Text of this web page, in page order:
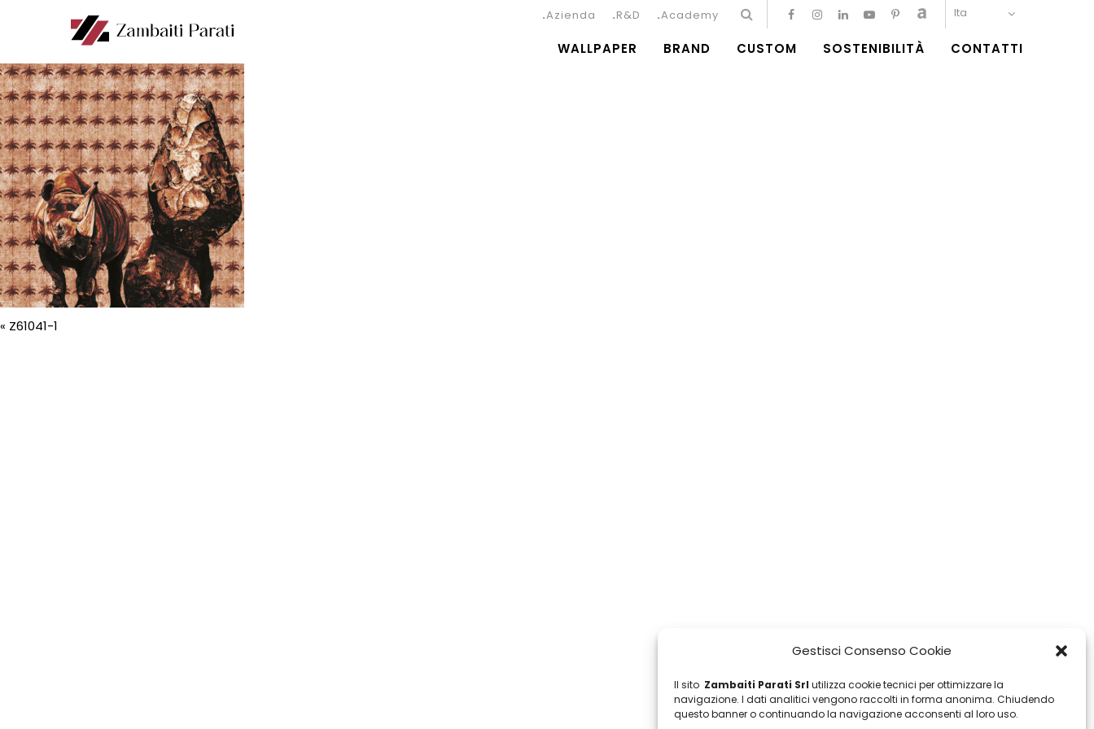
Gestisci Consenso Cookie
Il sito Zambaiti Parati Srl utilizza cookie tecnici per ottimizzare la
navigazione. I dati analitici vengono raccolti in forma anonima. Chiudendo
questo banner o continuando la navigazione acconsenti al loro uso.
Ita
Azienda R&D Academy
WALLPAPER BRAND CUSTOM SOSTENIBILITÀ CONTATTI
« Z61041-1